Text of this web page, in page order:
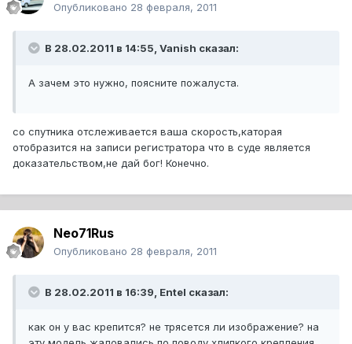
Опубликовано 28 февраля, 2011
В 28.02.2011 в 14:55, Vanish сказал:
А зачем это нужно, поясните пожалуста.
со спутника отслеживается ваша скорость,каторая
отобразится на записи регистратора что в суде является
доказательством,не дай бог! Конечно.
Neo71Rus
Опубликовано 28 февраля, 2011
В 28.02.2011 в 16:39, Entel сказал:
как он у вас крепится? не трясется ли изображение? на